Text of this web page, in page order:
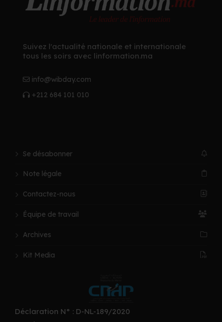
Suivez l'actualité nationale et internationale
tous les soirs avec linformation.ma
info@wibday.com
+212 684 101 010
Se désabonner
Note légale
Contactez-nous
Équipe de travail
Archives
Kit Media
Déclaration N° : D-NL-189/2020